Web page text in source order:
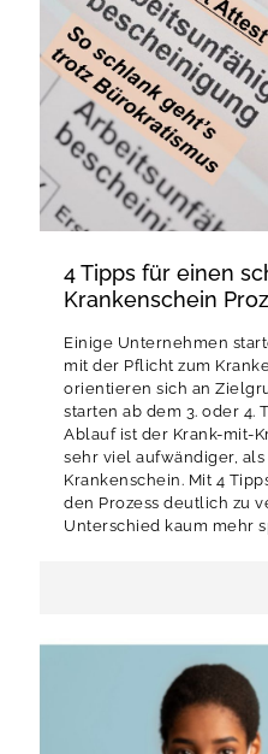
4 Tipps für einen
Krankenschein
Einige Unternehmen
mit der Pflicht zum
orientieren sich an
starten ab dem 3. oder 4.
Ablauf ist der Krank-mit-
sehr viel aufwändiger,
Krankenschein. Mit 4
den Prozess deutlich zu
Unterschied kaum mehr